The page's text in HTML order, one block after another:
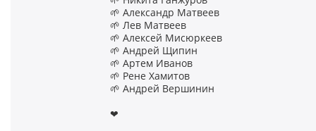
🌱 Александр Матвеев
🌱 Лев Матвеев
🌱 Алексей Мисюркеев
🌱 Андрей Щипин
🌱 Артем Иванов
🌱 Рене Хамитов
🌱 Андрей Вершинин
❤